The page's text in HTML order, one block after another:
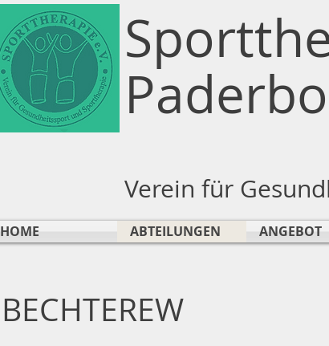
Verein für
HOME ABTEILUNGEN ANGEBOT
BECHTEREW